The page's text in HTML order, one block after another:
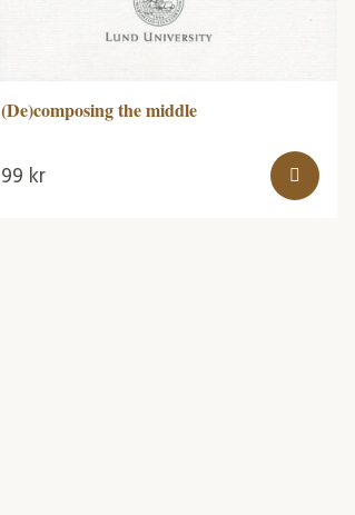
(De)composing the middle
99 kr